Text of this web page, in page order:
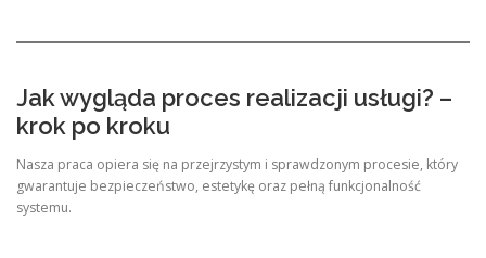
Jak wygląda proces realizacji usługi? –
krok po kroku
Nasza praca opiera się na przejrzystym i sprawdzonym procesie, który
gwarantuje bezpieczeństwo, estetykę oraz pełną funkcjonalność
systemu.